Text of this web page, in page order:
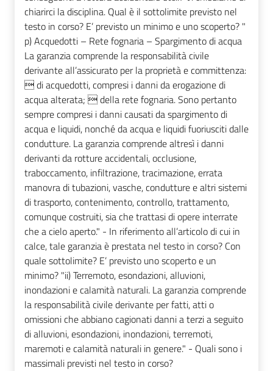
chiarirci la disciplina. Qual è il sottolimite previsto nel
testo in corso? E’ previsto un minimo e uno scoperto? "
p) Acquedotti – Rete fognaria – Spargimento di acqua
La garanzia comprende la responsabilità civile
derivante all’assicurato per la proprietà e committenza:
 di acquedotti, compresi i danni da erogazione di
acqua alterata;  della rete fognaria. Sono pertanto
sempre compresi i danni causati da spargimento di
acqua e liquidi, nonché da acqua e liquidi fuoriusciti dalle
condutture. La garanzia comprende altresì i danni
derivanti da rotture accidentali, occlusione,
traboccamento, infiltrazione, tracimazione, errata
manovra di tubazioni, vasche, condutture e altri sistemi
di trasporto, contenimento, controllo, trattamento,
comunque costruiti, sia che trattasi di opere interrate
che a cielo aperto." - In riferimento all’articolo di cui in
calce, tale garanzia è prestata nel testo in corso? Con
quale sottolimite? E’ previsto uno scoperto e un
minimo? "ii) Terremoto, esondazioni, alluvioni,
inondazioni e calamità naturali. La garanzia comprende
la responsabilità civile derivante per fatti, atti o
omissioni che abbiano cagionati danni a terzi a seguito
di alluvioni, esondazioni, inondazioni, terremoti,
maremoti e calamità naturali in genere." - Quali sono i
massimali previsti nel testo in corso?